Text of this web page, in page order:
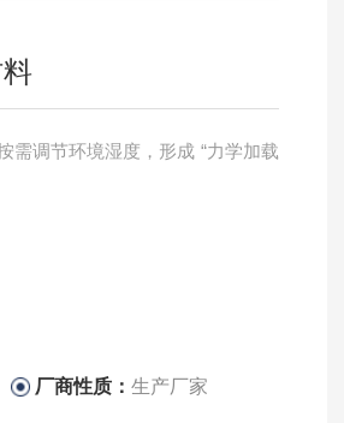
需调节环境湿度，形成 “力学加载
厂商性质：生产厂家